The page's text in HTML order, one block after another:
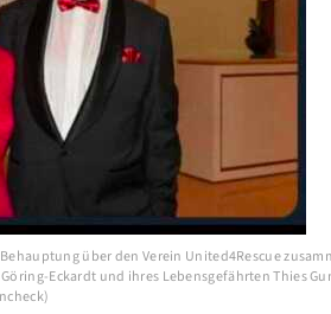
über den Verein United4Rescue
Eckardt und ihres Lebensgefährten Thies